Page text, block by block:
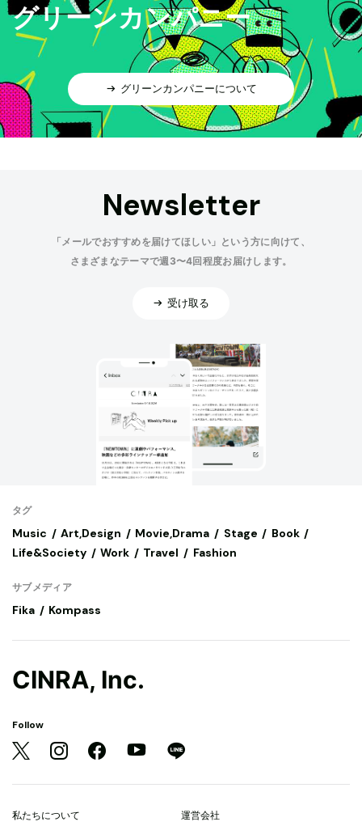
グリーンカンパニー
グリーンカンパニーについて
Newsletter
「メールでおすすめを届けてほしい」という方に向けて、
さまざまなテーマで週3〜4回程度お届けします。
受け取る
タグ
Music Art,Design Movie,Drama Stage
Book
Life&Society
Work Travel Fashion
サブメディア
Fika Kompass
CINRA, Inc.
Follow
私たちについて 運営会社